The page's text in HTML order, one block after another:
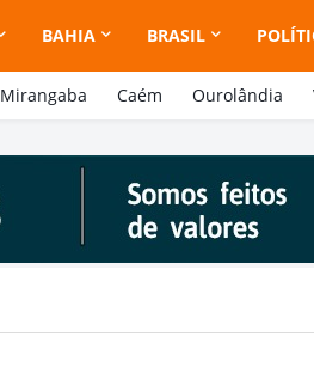
BAHIA BRASIL
Mirangaba Caém Ourolândia